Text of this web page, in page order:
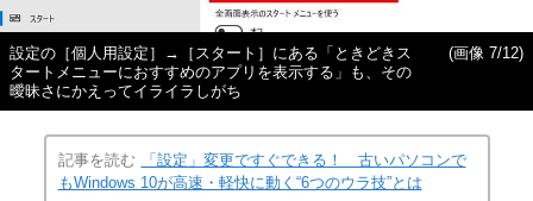
設定の［個人用設定］→［スタート］にある「ときどきス
タートメニューにおすすめのアプリを表示する」も、その
曖昧さにかえってイライラしがち
(画像 7/12)
記事を読む
「設定」変更ですぐできる！ 古いパソコンで
もWindows 10が高速・軽快に動く“6つのウラ技”とは